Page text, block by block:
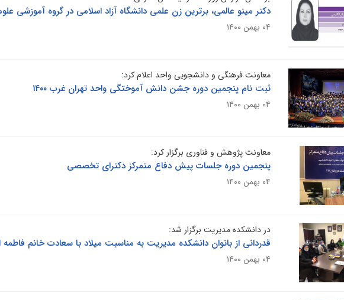
دکتر مینو عالمی، برترین زن علمی دانشگاه آزاد اسلامی در گروه آموزشی
۰۴ بهمن ۱۴۰۰
معاونت فرهنگی و دانشجویی واحد اعلام کرد:
ثبت نام پنجمین دوره جشن دانش آموختگی واحد تهران غرب ۱۴۰۰
۰۴ بهمن ۱۴۰۰
معاونت پژوهش و فناوری برگزار کرد:
پنجمین دوره جلسات پیش دفاع متمرکز دکترای تخصصی
۰۴ بهمن ۱۴۰۰
در دانشکده مدیریت برگزار شد:
قدردانی از بانوان دانشکده مدیریت به مناسبت میلاد با سعادت خانم فاطمه
۰۴ بهمن ۱۴۰۰